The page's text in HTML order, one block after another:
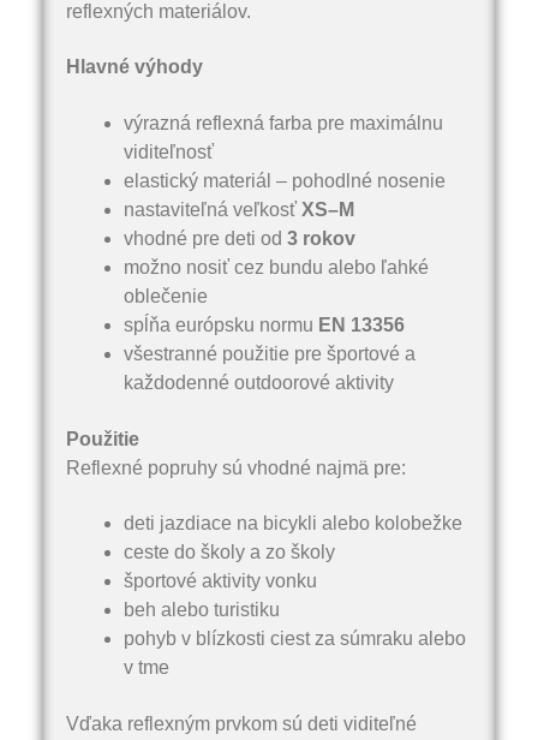
reflexných materiálov.
Hlavné výhody
výrazná reflexná farba pre maximálnu
viditeľnosť
elastický materiál – pohodlné nosenie
nastaviteľná veľkosť XS–M
vhodné pre deti od 3 rokov
možno nosiť cez bundu alebo ľahké
oblečenie
spĺňa európsku normu EN 13356
všestranné použitie pre športové a
každodenné outdoorové aktivity
Použitie
Reflexné popruhy sú vhodné najmä pre:
deti jazdiace na bicykli alebo kolobežke
ceste do školy a zo školy
športové aktivity vonku
beh alebo turistiku
pohyb v blízkosti ciest za súmraku alebo
v tme
Vďaka reflexným prvkom sú deti viditeľné